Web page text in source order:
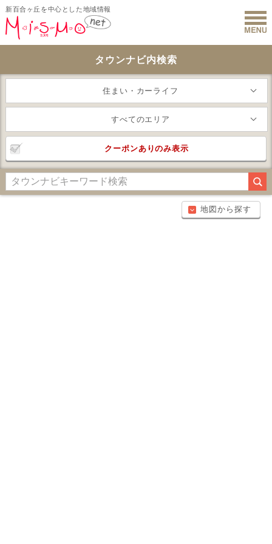
新百合ヶ丘を中心とした地域情報
新百合ヶ
タウンナビ内検索
住まい・カーライフ
すべてのエリア
クーポンありのみ表示
地図から探す